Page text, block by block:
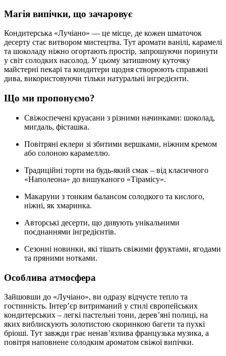
Магія випічки, що зачаровує
Кондитерська «Лучіано» — це місце, де кожен шматочок
десерту стає витвором мистецтва. Тут аромати ванілі, карамелі
та шоколаду ніжно огортають простір, запрошуючи поринути
у світ солодких насолод. У цьому затишному куточку
майстерні пекарі та кондитери щодня створюють справжні
дива, використовуючи тільки натуральні інгредієнти.
Що ми пропонуємо?
Свіжоспечені круасани з різними начинками: шоколад,
мигдаль, фісташка.
Повітряні еклери зі збитими вершками, ніжним кремом
або солоною карамеллю.
Традиційні торти на будь-який смак – від класичного
«Наполеона» до вишуканого «Тірамісу».
Макаруни з тонким балансом солодкого та кислого,
ніжні, як хмаринка.
Авторські десерти, що дивують унікальними
поєднаннями інгредієнтів.
Сезонні новинки, які тішать свіжими фруктами, ягодами
та пряними нотками.
Особлива атмосфера
Зайшовши до «Лучіано», ви одразу відчуєте тепло та
гостинність. Інтер’єр витриманий у стилі європейських
кондитерських – легкі пастельні тони, дерев’яні полиці, на
яких виблискують золотистою скоринкою багети та пухкі
бріоші. Тут завжди грає ненав’язлива французька музика, а
повітря наповнене солодким ароматом свіжої випічки.